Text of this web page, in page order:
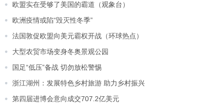
欧盟实在受够了美国的霸道（观象台）
欧洲疫情或陷“毁灭性冬季”
法国敦促欧盟向美元霸权开战（环球热点）
大型农贸市场变身冬奥景观公园
国足“低压”备战 切勿放松警惕
浙江湖州：发展特色乡村旅游 助力乡村振兴
第四届进博会意向成交707.2亿美元